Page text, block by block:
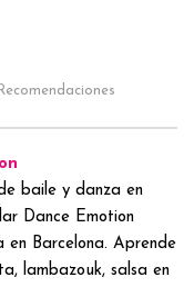
Recomendaciones
baile y danza en
Dance Emotion
Barcelona. Aprende
lambazouk, salsa en